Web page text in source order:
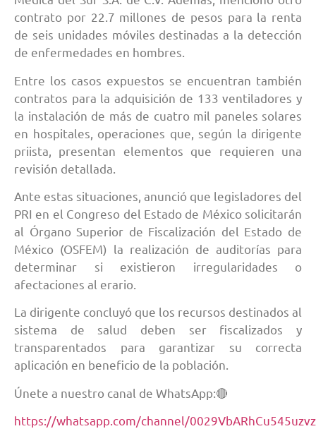
contrato por 22.7 millones de pesos para la renta
de seis unidades móviles destinadas a la detección
de enfermedades en hombres.
Entre los casos expuestos se encuentran también
contratos para la adquisición de 133 ventiladores y
la instalación de más de cuatro mil paneles solares
en hospitales, operaciones que, según la dirigente
priista, presentan elementos que requieren una
revisión detallada.
Ante estas situaciones, anunció que legisladores del
PRI en el Congreso del Estado de México solicitarán
al Órgano Superior de Fiscalización del Estado de
México (OSFEM) la realización de auditorías para
determinar si existieron irregularidades o
afectaciones al erario.
La dirigente concluyó que los recursos destinados al
sistema de salud deben ser fiscalizados y
transparentados para garantizar su correcta
aplicación en beneficio de la población.
Únete a nuestro canal de WhatsApp:🔴
https://whatsapp.com/channel/